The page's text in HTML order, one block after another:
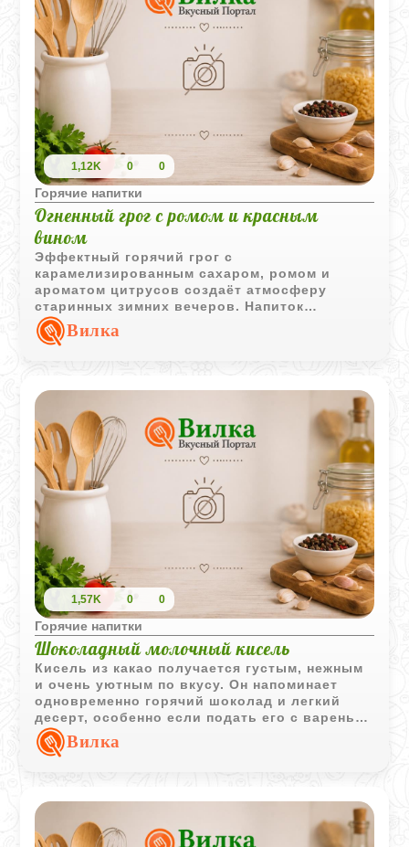
1,12K 0 0
Горячие напитки
Огненный грог с ромом и красным
вином
Эффектный горячий грог с
карамелизированным сахаром, ромом и
ароматом цитрусов создаёт атмосферу
старинных зимних вечеров. Напиток
получается насыщенным, пряным и очень
согревающим.
Вилка
1,57K 0 0
Горячие напитки
Шоколадный молочный кисель
Кисель из какао получается густым, нежным
и очень уютным по вкусу. Он напоминает
одновременно горячий шоколад и легкий
десерт, особенно если подать его с вареньем
или фруктовым джемом.
Вилка